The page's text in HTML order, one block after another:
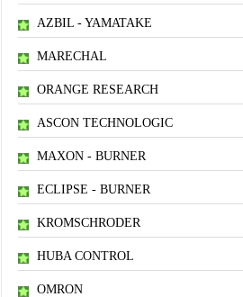
AZBIL - YAMATAKE
MARECHAL
ORANGE RESEARCH
ASCON TECHNOLOGIC
MAXON - BURNER
ECLIPSE - BURNER
KROMSCHRODER
HUBA CONTROL
OMRON